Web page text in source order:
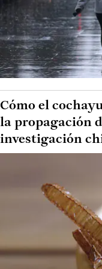
Cómo el
la propagación
investigación